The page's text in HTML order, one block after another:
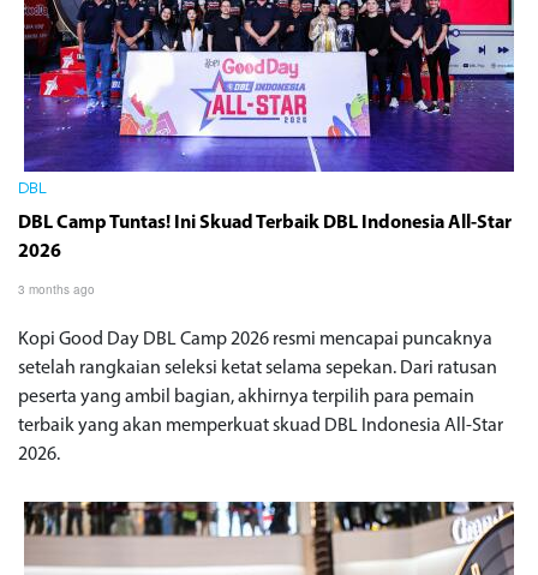
DBL
DBL Camp Tuntas! Ini Skuad Terbaik DBL Indonesia All-Star
2026
3 months ago
Kopi Good Day DBL Camp 2026 resmi mencapai puncaknya
setelah rangkaian seleksi ketat selama sepekan. Dari ratusan
peserta yang ambil bagian, akhirnya terpilih para pemain
terbaik yang akan memperkuat skuad DBL Indonesia All-Star
2026.